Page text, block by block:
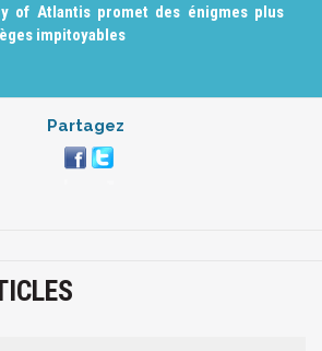
of Atlantis promet des énigmes plus
impitoyables
Partagez